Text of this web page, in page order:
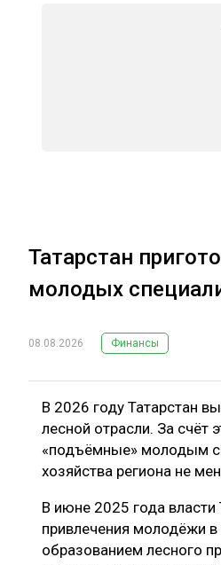
Татарстан
молодых
08.08.2026 Финансы
В 2026 году Татарстан
лесной отрасли. За счёт
«подъёмные» молодым
хозяйства региона не
В июне 2025 года
привлечения молодёжи
образованием лесного